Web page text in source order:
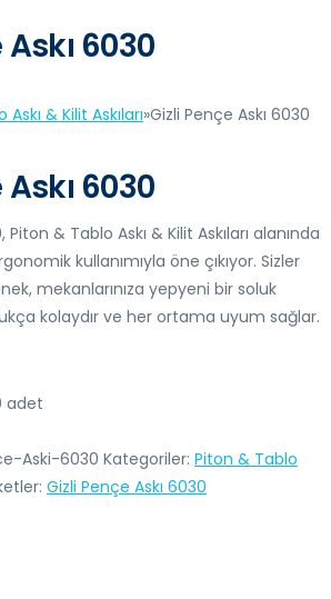
6030
& Kilit Askıları»Gizli Pençe Askı 6030
6030
Piton & Tablo Askı & Kilit Askıları alanında
kullanımıyla öne çıkıyor. Sizler
mekanlarınıza yepyeni bir soluk
kolaydır ve her ortama uyum sağlar.
adet
Aski-6030 Kategoriler: Piton & Tablo
Gizli Pençe Askı 6030